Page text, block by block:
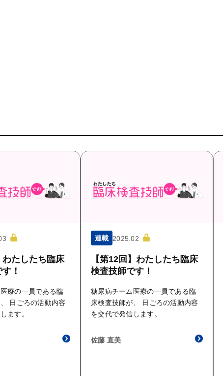
わたしたち臨床
！
療の一員である臨
日ごろの活動内容
ます。
連載 2025.02
【第12回】わたしたち臨床
検査技師です！
糖尿病チーム医療の一員である臨
床検査技師が、 日ごろの活動内容
を交代で発信します。
佐藤 直美